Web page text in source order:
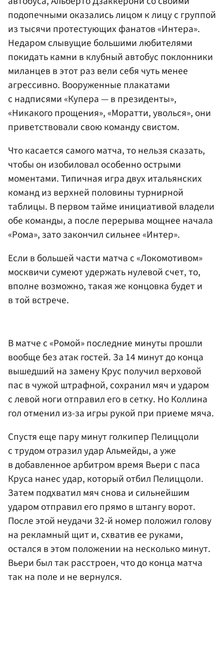
подопечными оказались лицом к лицу с группой
из тысячи протестующих фанатов «Интера».
Недаром слывущие большими любителями
покидать камни в клубный автобус поклонники
миланцев в этот раз вели себя чуть менее
агрессивно. Вооруженные плакатами
с надписями «Купера — в президенты»,
«Никакого прощения», «Моратти, уволься», они
приветствовали свою команду свистом.
Что касается самого матча, то нельзя сказать,
чтобы он изобиловал особенно острыми
моментами. Типичная игра двух итальянских
команд из верхней половины турнирной
таблицы. В первом тайме инициативой владели
обе команды, а после перерыва мощнее начала
«Рома», зато закончил сильнее «Интер».
Если в большей части матча с «Локомотивом»
москвичи сумеют удержать нулевой счет, то,
вполне возможно, такая же концовка будет и
в той встрече.
В матче с «Ромой» последние минуты прошли
вообще без атак гостей. За 14 минут до конца
вышедший на замену Крус получил верховой
пас в чужой штрафной, сохранил мяч и ударом
с левой ноги отправил его в сетку. Но Коллина
гол отменил из-за игры рукой при приеме мяча.
Спустя еще пару минут голкипер Пелиццоли
с трудом отразил удар Альмейды, а уже
в добавленное арбитром время Вьери с паса
Круса нанес удар, который отбил Пелиццоли.
Затем подхватил мяч снова и сильнейшим
ударом отправил его прямо в штангу ворот.
После этой неудачи 32-й номер положил голову
на рекламный щит и, схватив ее руками,
остался в этом положении на несколько минут.
Вьери был так расстроен, что до конца матча
так на поле и не вернулся.